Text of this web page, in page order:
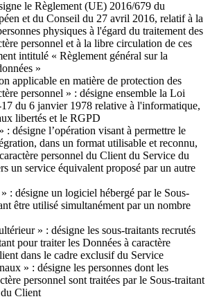
le Règlement (UE) 2016/679 du
et du Conseil du 27 avril 2016, relatif à la
physiques à l'égard du traitement des
personnel et à la libre circulation de ces
intitulé « Règlement général sur la
»
applicable en matière de protection des
personnel » : désigne ensemble la Loi
17 du 6 janvier 1978 relative à l'informatique,
libertés et le RGPD
: désigne l’opération visant à permettre le
dans un format utilisable et reconnu,
personnel du Client du Service du
un service équivalent proposé par un autre
: désigne un logiciel hébergé par le Sous-
être utilisé simultanément par un nombre
» : désigne les sous-traitants recrutés
pour traiter les Données à caractère
dans le cadre exclusif du Service
» : désigne les personnes dont les
personnel sont traitées par le Sous-traitant
Client